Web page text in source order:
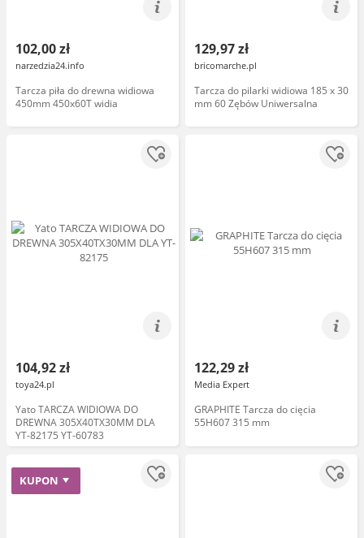
102,00 zł
narzedzia24.info
Tarcza piła do drewna widiowa
450mm 450x60T widia
129,97 zł
bricomarche.pl
Tarcza do pilarki widiowa 185 x 30
mm 60 Zębów Uniwersalna
104,92 zł
toya24.pl
Yato TARCZA WIDIOWA DO
DREWNA 305X40TX30MM DLA
YT-82175 YT-60783
122,29 zł
Media Expert
GRAPHITE Tarcza do cięcia
55H607 315 mm
KUPON